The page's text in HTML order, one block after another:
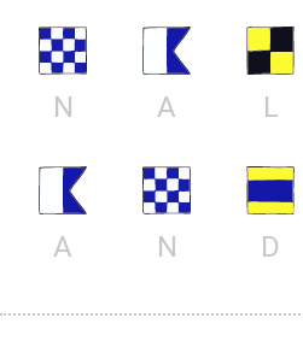
N A L
A N D